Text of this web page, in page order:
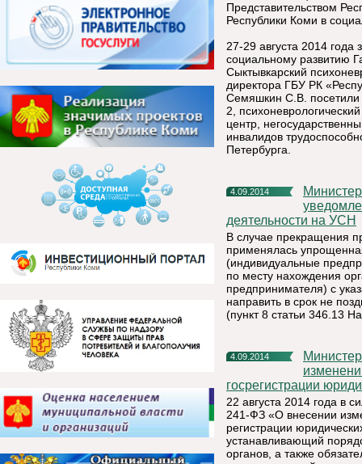
Представительством
Республики Коми в
27-29 августа 2014 года
социальному развитию
Сыктывкарский
директора ГБУ РК
Семяшкин С.В. посетили
2,
центр,
инвалидов
Петербурга.
4.09.2014
Министерство экономического развития сообщает о порядке
деятельности на УСН
В случае прекращения
применялась
(индивидуальные
по месту нахождения
предпринимателя) с
направить в срок не
(пункт 8 статьи 346.13
4.09.2014
Министерство экономического развития сообщает об
госрегистрации
22 августа 2014 года в
241-ФЗ «О внесении
регистрации
устанавливающий
органов, а также